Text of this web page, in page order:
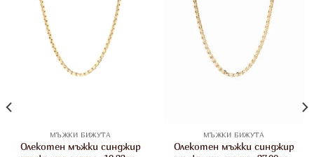
МЪЖКИ БИЖУТА
Олекотен мъжки синджир
МЪЖКИ БИЖУТА
Олекотен мъжки синджир